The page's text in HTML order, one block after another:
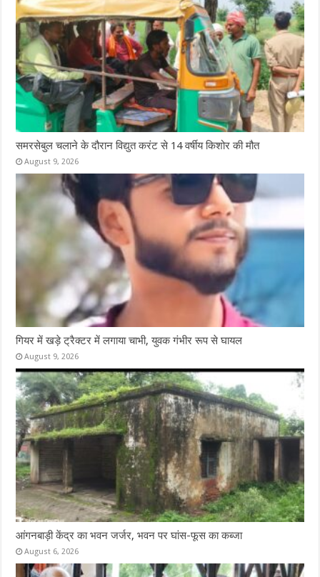
समरसेबुल चलाने के दौरान विद्युत करंट से 14 वर्षीय किशोर की मौत
August 9, 2026
गियर में खड़े ट्रैक्टर में लगाया चाभी, युवक गंभीर रूप से घायल
August 9, 2026
आंगनबाड़ी केंद्र का भवन जर्जर, भवन पर घांस-फूस का कब्जा
August 6, 2026